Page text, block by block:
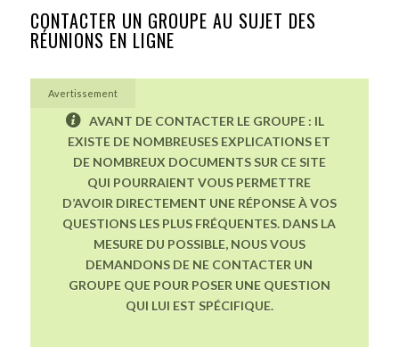
CONTACTER UN GROUPE AU SUJET DES
RÉUNIONS EN LIGNE
Avertissement
AVANT DE CONTACTER LE GROUPE : IL
EXISTE DE NOMBREUSES EXPLICATIONS ET
DE NOMBREUX DOCUMENTS SUR CE SITE
QUI POURRAIENT VOUS PERMETTRE
D’AVOIR DIRECTEMENT UNE RÉPONSE À VOS
QUESTIONS LES PLUS FRÉQUENTES. DANS LA
MESURE DU POSSIBLE, NOUS VOUS
DEMANDONS DE NE CONTACTER UN
GROUPE QUE POUR POSER UNE QUESTION
QUI LUI EST SPÉCIFIQUE.